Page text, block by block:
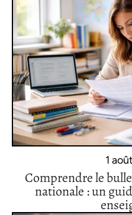
1
Comprendre le
nationale : un